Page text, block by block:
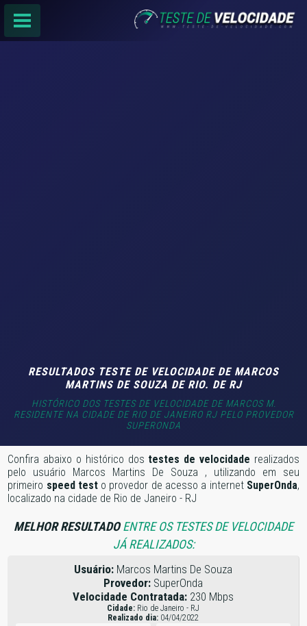
RESULTADOS TESTE DE VELOCIDADE DE MARCOS
MARTINS DE SOUZA DE RIO. DE RJ
HISTÓRICO DOS TESTES DE VELOCIDADE DE MARCOS M.
RESIDENTE NA CIDADE DE RIO DE JANEIRO RJ PELO PROVEDOR
SUPERONDA
Confira abaixo o histórico dos testes de velocidade realizados
pelo usuário Marcos Martins De Souza , utilizando em seu
primeiro speed testo provedor de acesso a internet SuperOnda,
localizado na cidade de Rio de Janeiro - RJ
MELHOR RESULTADOENTRE OS TESTES DE VELOCIDADE
JÁ REALIZADOS:
Usuário: Marcos Martins De Souza
Provedor: SuperOnda
Velocidade Contratada: 230 Mbps
Cidade: Rio de Janeiro - RJ
Realizado dia: 04/04/2022